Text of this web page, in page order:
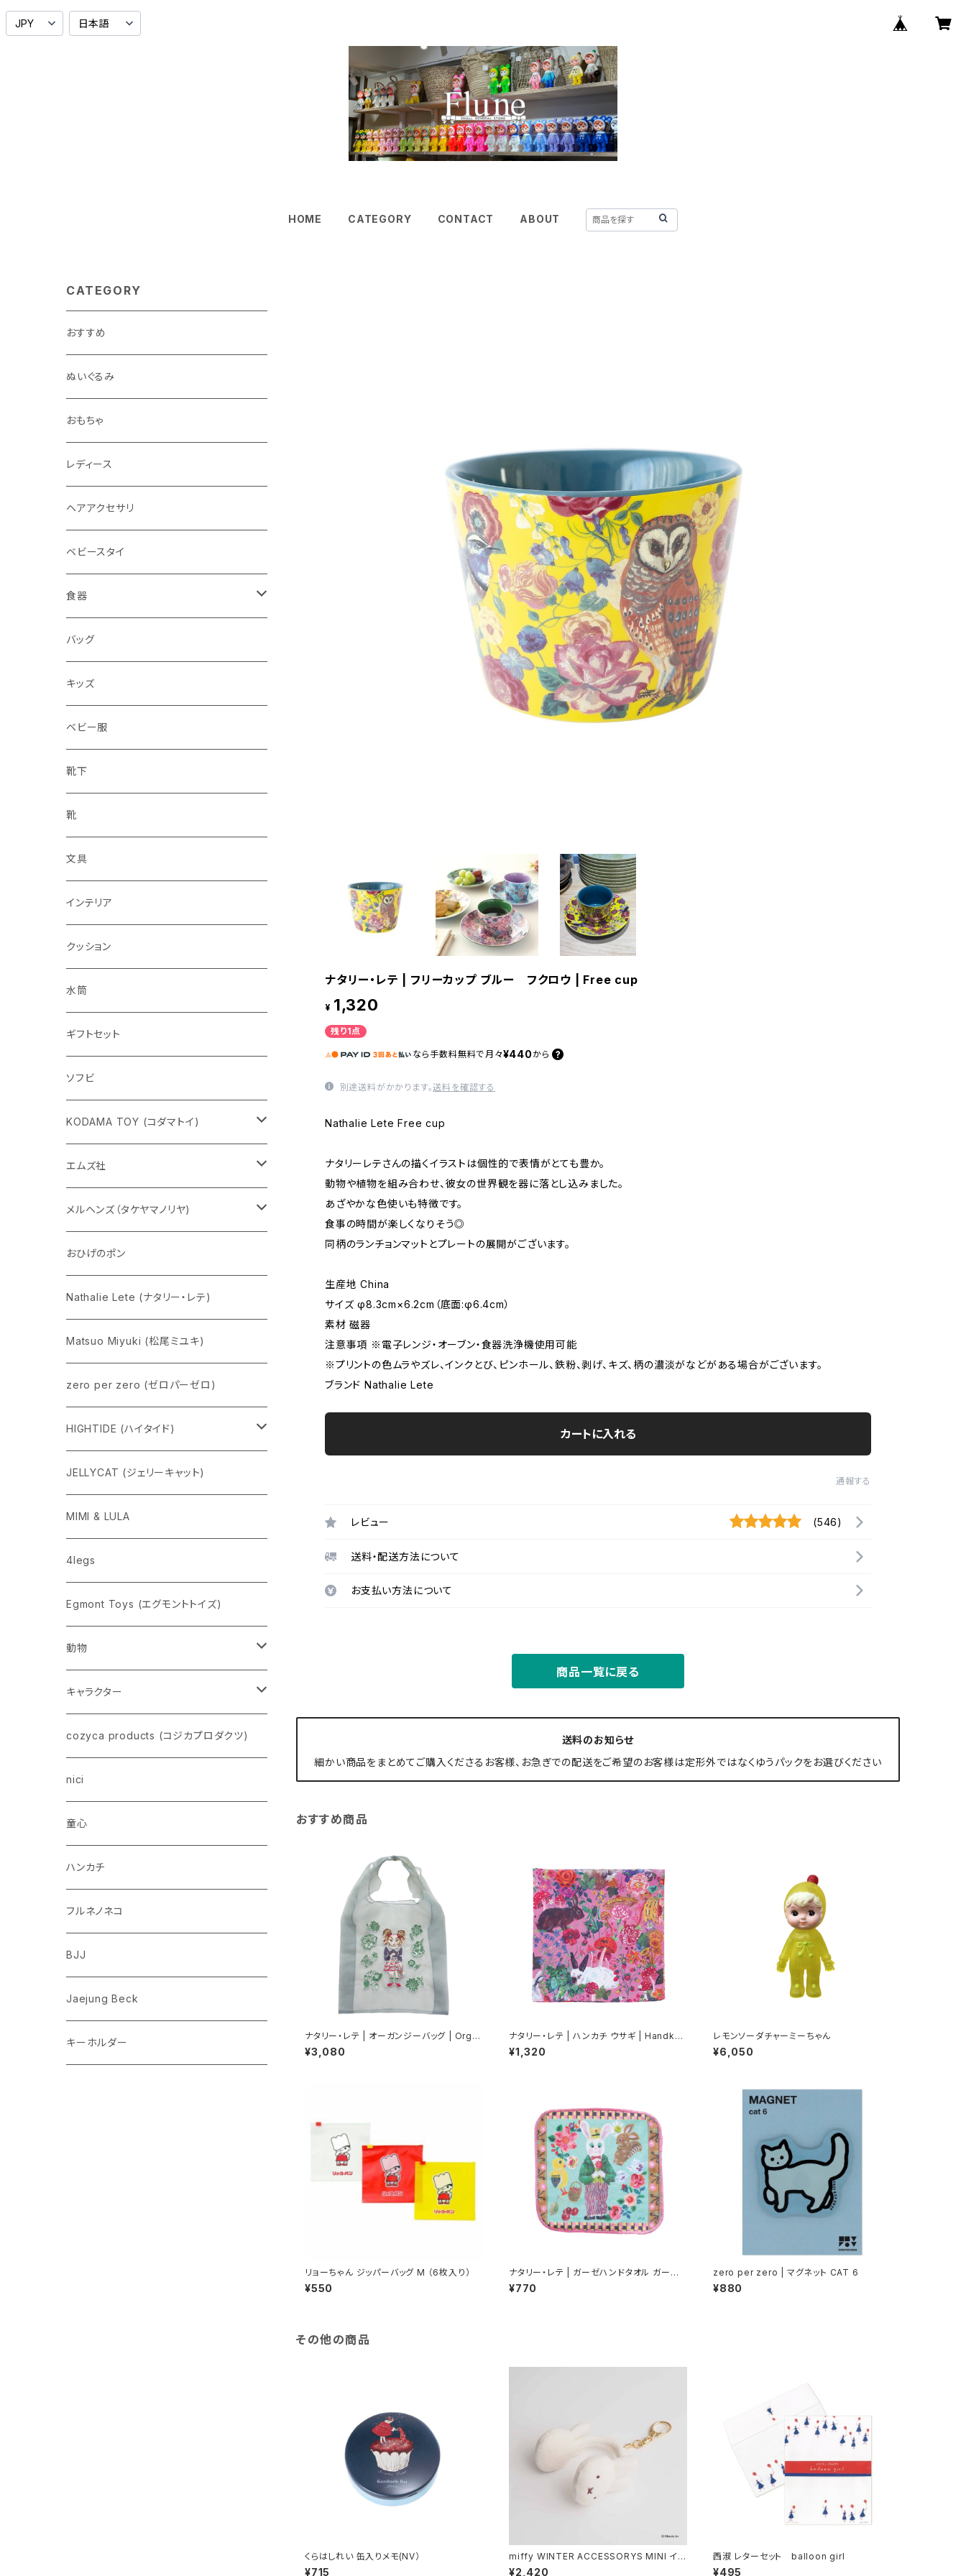
HOME CATEGORY CONTACT ABOUT
ナタリー・レテ | フリーカップ ブルー フクロウ | Free cup
¥ 1,320
残り1点
なら 手数料無料で 月々¥440 から
別途送料がかかります。送料を確認する
Nathalie Lete Free cup
ナタリーレテさんの描くイラストは個性的で表情がとても豊か。
動物や植物を組み合わせ、彼女の世界観を器に落とし込みました。
あざやかな色使いも特徴です。
食事の時間が楽しくなりそう◎
同柄のランチョンマットとプレートの展開がございます。
生産地 China
サイズ φ8.3cm×6.2cm（底面:φ6.4cm）
素材 磁器
注意事項 ※電子レンジ・オーブン・食器洗浄機使用可能
※プリントの色ムラやズレ、インクとび、ピンホール、鉄粉、剥げ、キズ、柄の濃淡がなどがある場合がございます。
ブランド Nathalie Lete
カートに入れる
通報する
レビュー (546)
送料・配送方法について
お支払い方法について
商品一覧に戻る
送料のお知らせ
細かい商品をまとめてご購入くださるお客様、お急ぎでの配送をご希望のお客様は定形外ではなくゆうパックをお選びください
おすすめ商品
ナタリー・レテ | オーガンジーバッグ | Orga
ndy Bag Dog
¥3,080
ナタリー・レテ | ハンカチ ウサギ | Handker
chief Rabbits
¥1,320
レモンソーダチャーミーちゃん
¥6,050
リョーちゃん ジッパーバッグ M （6枚入り）
¥550
ナタリー・レテ | ガーゼハンドタオル ガーデ
ナーラビット | Gauze Hand Towel Garde
ner rabbit
¥770
zero per zero | マグネット CAT 6
¥880
その他の商品
くらはしれい 缶入りメモ(NV）
¥715
miffy WINTER ACCESSORYS MINI イヤ
マフチャーム ミッフィー
¥2,420
西淑 レターセット balloon girl
¥495
CATEGORY
おすすめ
ぬいぐるみ
おもちゃ
レディース
ヘアアクセサリ
ベビースタイ
食器
水筒
水筒
バッグ
キッズ
ベビー服
靴下
靴
文具
インテリア
クッション
水筒
ギフトセット
ソフビ
KODAMA TOY (コダマトイ)
チャーミーちゃん
五型動物
Eddie パンダ
エムズ社
デコちゃん
クマちゃん
メルヘンズ（タケヤマノリヤ)
ケロペチーノ
おひげのポン
Nathalie Lete (ナタリー・レテ)
Matsuo Miyuki (松尾ミユキ)
zero per zero (ゼロパーゼロ)
HIGHTIDE (ハイタイド)
ニューレトロ
penco
nahe
pppppins（ピーーーーンズ）
JELLYCAT (ジェリーキャット)
MIMI & LULA
4legs
Egmont Toys (エグモントトイズ)
動物
ネコ
イヌ
トイプードル
柴犬
ポメラニアン
コーギー
ウザギ
パンダ
リス
クマ
ゾウ
トリ
キャラクター
スヌーピー
モンチッチ
ムーミン
ちいかわ
ミッフィー
Richard Scarry (リチャード・スキャリー)
おぱんちゅうさぎ/んぽちゃむ
cozyca products (コジカプロダクツ)
nici
童心
ハンカチ
フルネノネコ
BJJ
Jaejung Beck
キーホルダー